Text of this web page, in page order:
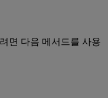
면 다음 메서드를 사용